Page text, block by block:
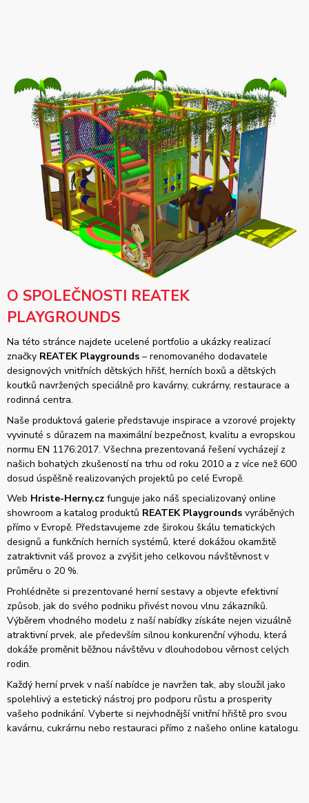
O SPOLEČNOSTI REATEK
PLAYGROUNDS
Na této stránce najdete ucelené portfolio a ukázky realizací
značky REATEK Playgrounds – renomovaného dodavatele
designových vnitřních dětských hřišť, herních boxů a dětských
koutků navržených speciálně pro kavárny, cukrárny, restaurace a
rodinná centra.
Naše produktová galerie představuje inspirace a vzorové projekty
vyvinuté s důrazem na maximální bezpečnost, kvalitu a evropskou
normu EN 1176:2017. Všechna prezentovaná řešení vycházejí z
našich bohatých zkušeností na trhu od roku 2010 a z více než 600
dosud úspěšně realizovaných projektů po celé Evropě.
Web Hriste-Herny.cz funguje jako náš specializovaný online
showroom a katalog produktů REATEK Playgrounds vyráběných
přímo v Evropě. Představujeme zde širokou škálu tematických
designů a funkčních herních systémů, které dokážou okamžitě
zatraktivnit váš provoz a zvýšit jeho celkovou návštěvnost v
průměru o 20 %.
Prohlédněte si prezentované herní sestavy a objevte efektivní
způsob, jak do svého podniku přivést novou vlnu zákazníků.
Výběrem vhodného modelu z naší nabídky získáte nejen vizuálně
atraktivní prvek, ale především silnou konkurenční výhodu, která
dokáže proměnit běžnou návštěvu v dlouhodobou věrnost celých
rodin.
Každý herní prvek v naší nabídce je navržen tak, aby sloužil jako
spolehlivý a estetický nástroj pro podporu růstu a prosperity
vašeho podnikání. Vyberte si nejvhodnější vnitřní hřiště pro svou
kavárnu, cukrárnu nebo restauraci přímo z našeho online katalogu.